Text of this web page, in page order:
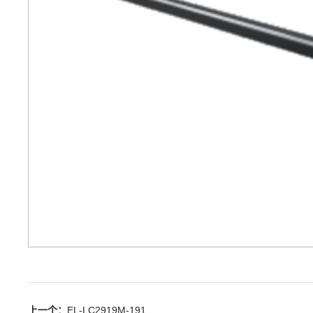
上一个： EL-LC2919M-191